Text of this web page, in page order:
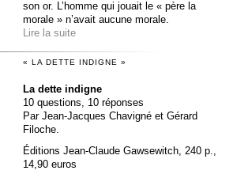
son or. L’homme qui jouait le « père la
morale » n’avait aucune morale.
Lire la suite
« LA DETTE INDIGNE »
La dette indigne
10 questions, 10 réponses
Par Jean-Jacques Chavigné et Gérard
Filoche.
Éditions Jean-Claude Gawsewitch, 240 p.,
14,90 euros